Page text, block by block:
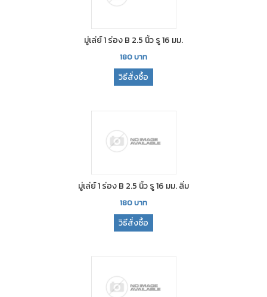
มู่เล่ย์ 1 ร่อง B 2.5 นิ้ว รู 16 มม.
180บาท
วิธีสั่งซื้อ
มู่เล่ย์ 1 ร่อง B 2.5 นิ้ว รู 16 มม. ลิ่ม
180บาท
วิธีสั่งซื้อ